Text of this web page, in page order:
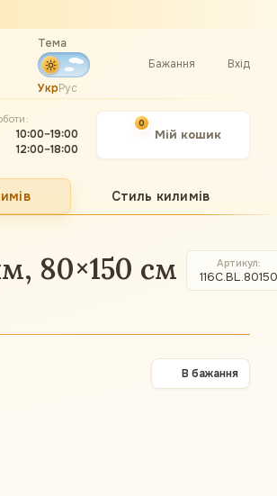
Тема
УкрРус
Бажання Вхід
10:00–19:00
12:00–18:00
0
Мій кошик
Стиль килимів
80×150 см Артикул
116C.BL.80150
В бажання